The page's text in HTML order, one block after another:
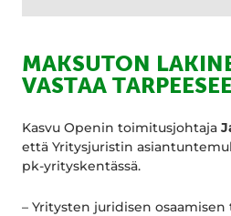
MAKSUTON
VASTAA
Kasvu Openin toimitusjohtaja
että Yritysjuristin
pk-yrityskentässä.
– Yritysten juridisen osaamisen